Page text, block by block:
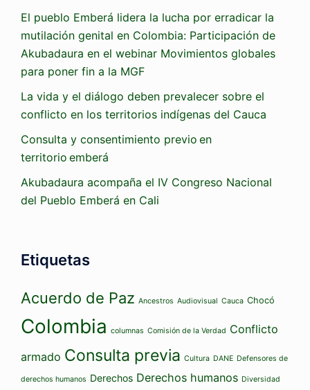
El pueblo Emberá lidera la lucha por erradicar la
mutilación genital en Colombia: Participación de
Akubadaura en el webinar Movimientos globales
para poner fin a la MGF
La vida y el diálogo deben prevalecer sobre el
conflicto en los territorios indígenas del Cauca
Consulta y consentimiento previo en
territorio emberá
Akubadaura acompaña el IV Congreso Nacional
del Pueblo Emberá en Cali
Etiquetas
Acuerdo de Paz Ancestros Audiovisual Cauca Chocó
Colombia columnas Comisión de la Verdad Conflicto
armado Consulta previa Cultura DANE Defensores de
derechos humanos Derechos Derechos humanos Diversidad